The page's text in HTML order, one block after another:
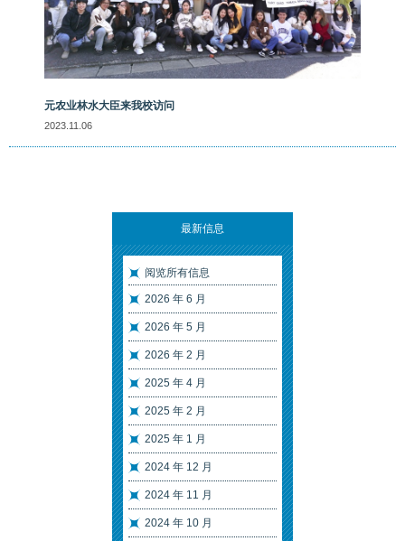
最新信息
阅览所有信息
2026 年 6 月
2026 年 5 月
2026 年 2 月
2025 年 4 月
2025 年 2 月
2025 年 1 月
2024 年 12 月
2024 年 11 月
2024 年 10 月
元农业林水大臣来我校访问
2023.11.06